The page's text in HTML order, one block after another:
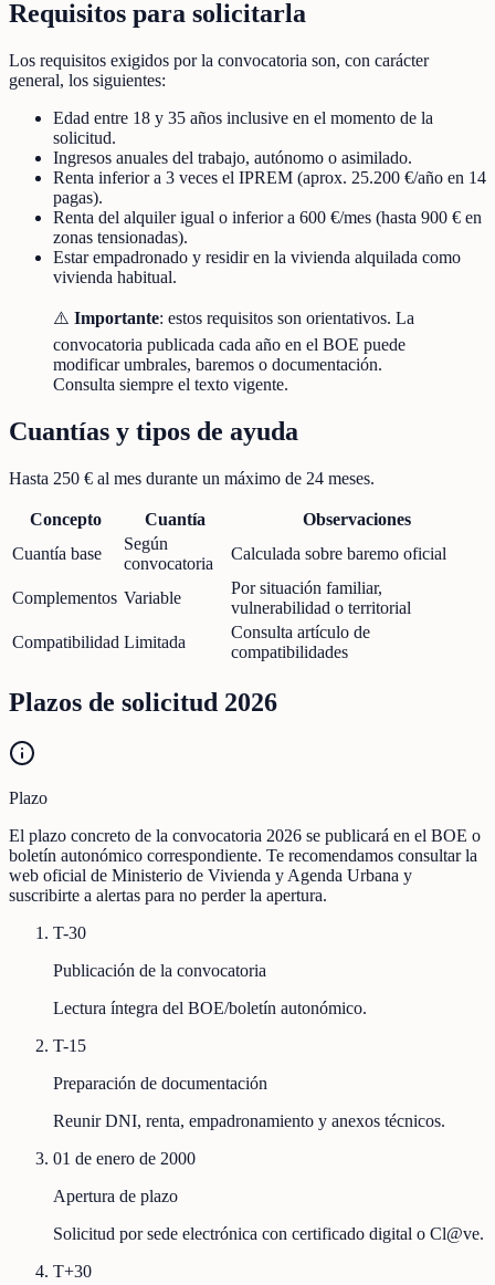
Requisitos para solicitarla
Los requisitos exigidos por la convocatoria son, con carácter
general, los siguientes:
Edad entre 18 y 35 años inclusive en el momento de la
solicitud.
Ingresos anuales del trabajo, autónomo o asimilado.
Renta inferior a 3 veces el IPREM (aprox. 25.200 €/año en 14
pagas).
Renta del alquiler igual o inferior a 600 €/mes (hasta 900 € en
zonas tensionadas).
Estar empadronado y residir en la vivienda alquilada como
vivienda habitual.
⚠️ Importante: estos requisitos son orientativos. La
convocatoria publicada cada año en el BOE puede
modificar umbrales, baremos o documentación.
Consulta siempre el texto vigente.
Cuantías y tipos de ayuda
Hasta 250 € al mes durante un máximo de 24 meses.
Concepto Cuantía
Observaciones
Cuantía base
Según
convocatoria
Calculada sobre baremo oficial
Complementos Variable
Por situación familiar,
vulnerabilidad o territorial
Compatibilidad Limitada
Consulta artículo de
compatibilidades
Plazos de solicitud 2026
Plazo
El plazo concreto de la convocatoria 2026 se publicará en el BOE o
boletín autonómico correspondiente. Te recomendamos consultar la
web oficial de Ministerio de Vivienda y Agenda Urbana y
suscribirte a alertas para no perder la apertura.
T-30
Publicación de la convocatoria
Lectura íntegra del BOE/boletín autonómico.
T-15
Preparación de documentación
Reunir DNI, renta, empadronamiento y anexos técnicos.
01 de enero de 2000
Apertura de plazo
Solicitud por sede electrónica con certificado digital o Cl@ve.
T+30